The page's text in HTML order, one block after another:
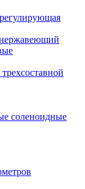
соленоидные